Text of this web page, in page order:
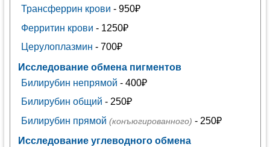
Трансферрин крови - 950₽
Ферритин крови - 1250₽
Церулоплазмин - 700₽
Исследование обмена пигментов
Билирубин непрямой - 400₽
Билирубин общий - 250₽
Билирубин прямой (конъюгированного) - 250₽
Исследование углеводного обмена